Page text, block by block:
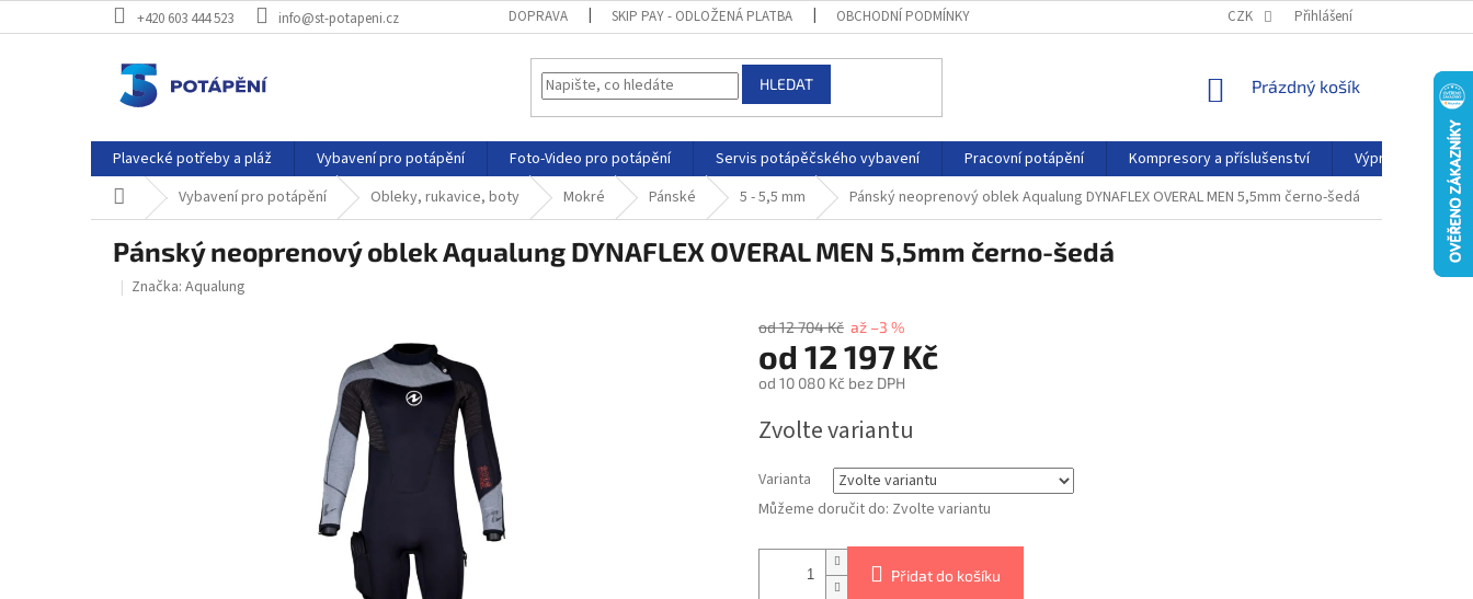
na
+420 603 444 523 info@st-potapeni.cz DOPRAVA SKIP PAY - ODLOŽENÁ PLATBA OBCHODNÍ PODMÍNKY PODMÍNKY OCHRANY OSOBNÍCH ÚDAJŮ KONTAKTY
CZK Přihlášení
HLEDAT
NÁKUPNÍ
Prázdný košík
Plavecké potřeby a pláž Vybavení pro potápění Foto-Video pro potápění Servis potápěčského vybavení Pracovní potápění Kompresory a příslušenství Výprodej
Domů Vybavení pro potápění Obleky, rukavice, boty Mokré Pánské 5 - 5,5 mm Pánský neoprenový oblek Aqualung DYNAFLEX OVERAL MEN 5,5mm černo-šedá
Pánský neoprenový oblek Aqualung DYNAFLEX OVERAL MEN 5,5mm černo-šedá
Značka: Aqualung
od 12 704 Kč až –3 %
od 12 197 Kč
od 10 080 Kč bez DPH
Zvolte variantu
Varianta
Můžeme doručit do: Zvolte variantu
Přidat do košíku